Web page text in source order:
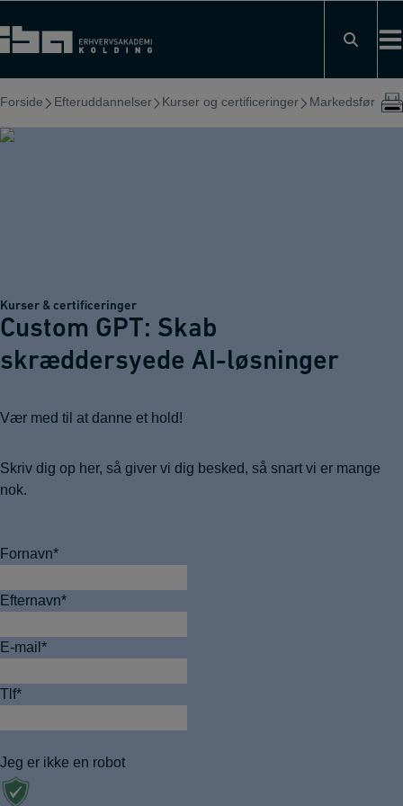
til
indholdet
Forside Efteruddannelser Kurser og certificeringer Markedsføring,
Kurser & certificeringer
Custom GPT: Skab
skræddersyede AI-løsninger
Vær med til at danne et hold!
Skriv dig op her, så giver vi dig besked, så snart vi er mange
nok.
Fornavn*
Efternavn*
E-mail *
Tlf*
Jeg er ikke en robot